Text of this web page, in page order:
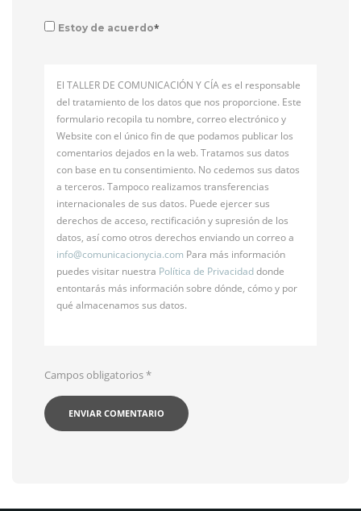
Estoy de acuerdo*
El TALLER DE COMUNICACIÓN Y CÍA es el responsable
del tratamiento de los datos que nos proporcione. Este
formulario recopila tu nombre, correo electrónico y
Website con el único fin de que podamos publicar los
comentarios dejados en la web. Tratamos sus datos
con base en tu consentimiento. No cedemos sus datos
a terceros. Tampoco realizamos transferencias
internacionales de sus datos. Puede ejercer sus
derechos de acceso, rectificación y supresión de los
datos, así como otros derechos enviando un correo a
info@comunicacionycia.com Para más información
puedes visitar nuestra Política de Privacidaddonde
entontarás más información sobre dónde, cómo y por
qué almacenamos sus datos.
Campos obligatorios*